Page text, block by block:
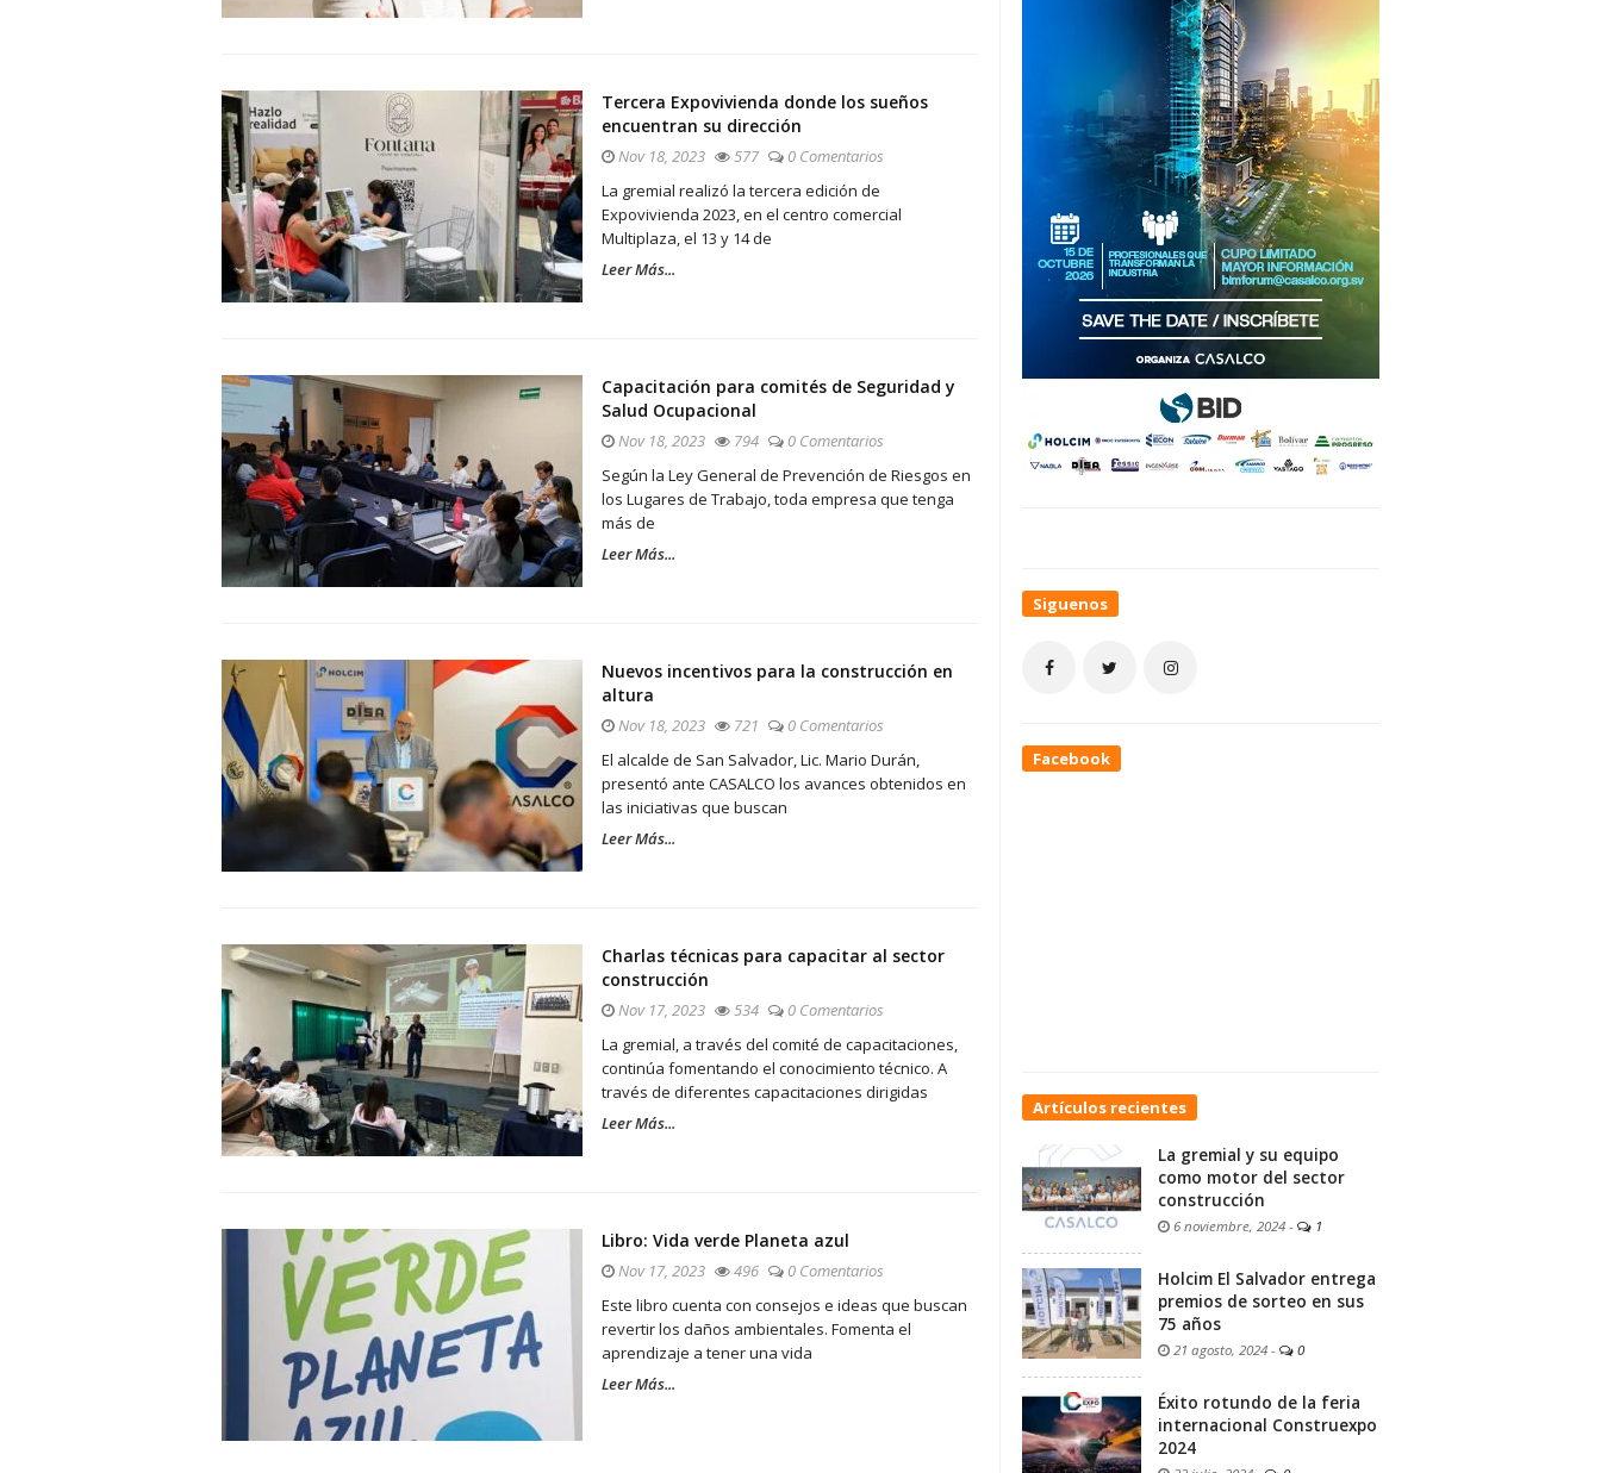
Tercera Expovivienda donde los sueños
encuentran su dirección
Nov 18, 2023 577
0 Comentarios
La gremial realizó la tercera edición de
Expovivienda 2023, en el centro comercial
Multiplaza, el 13 y 14 de
Leer Más...
Capacitación para comités de Seguridad y
Salud Ocupacional
Nov 18, 2023 794
0 Comentarios
Según la Ley General de Prevención de Riesgos en
los Lugares de Trabajo, toda empresa que tenga
más de
Leer Más...
Nuevos incentivos para la construcción en
altura
Nov 18, 2023 721
0 Comentarios
El alcalde de San Salvador, Lic. Mario Durán,
presentó ante CASALCO los avances obtenidos en
las iniciativas que buscan
Leer Más...
Charlas técnicas para capacitar al sector
construcción
Nov 17, 2023 534
0 Comentarios
La gremial, a través del comité de capacitaciones,
continúa fomentando el conocimiento técnico. A
través de diferentes capacitaciones dirigidas
Leer Más...
Libro: Vida verde Planeta azul
Nov 17, 2023 496
0 Comentarios
Este libro cuenta con consejos e ideas que buscan
revertir los daños ambientales. Fomenta el
aprendizaje a tener una vida
Leer Más...
Siguenos
Facebook
Artículos recientes
La gremial y su equipo
como motor del sector
construcción
6 noviembre, 2024 - 1
Holcim El Salvador entrega
premios de sorteo en sus
75 años
21 agosto, 2024 - 0
Éxito rotundo de la feria
internacional Construexpo
2024